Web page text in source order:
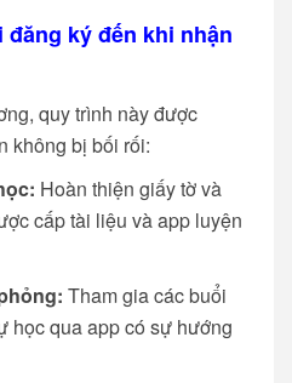
ký đến khi nhận
quy trình này được
không bị bối rối:
Hoàn thiện giấy tờ và
cấp tài liệu và app luyện
Tham gia các buổi
học qua app có sự hướng